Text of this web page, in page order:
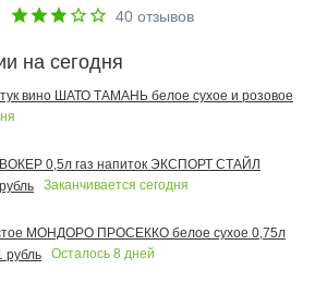
40 отзывов
на сегодня
вино ШАТО ТАМАНЬ белое сухое и розовое
0,5л газ напиток ЭКСПОРТ СТАЙЛ
Заканчивается сегодня
МОНДОРО ПРОСЕККО белое сухое 0,75л
рубль
Осталось 8 дней